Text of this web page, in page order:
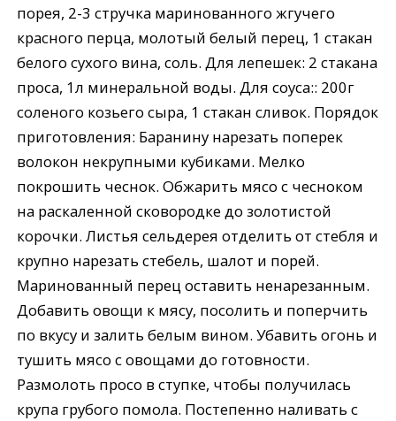
порея, 2-3 стручка маринованного жгучего
красного перца, молотый белый перец, 1 стакан
белого сухого вина, соль. Для лепешек: 2 стакана
проса, 1л минеральной воды. Для соуса:: 200г
соленого козьего сыра, 1 стакан сливок. Порядок
приготовления: Баранину нарезать поперек
волокон некрупными кубиками. Мелко
покрошить чеснок. Обжарить мясо с чесноком
на раскаленной сковородке до золотистой
корочки. Листья сельдерея отделить от стебля и
крупно нарезать стебель, шалот и порей.
Маринованный перец оставить ненарезанным.
Добавить овощи к мясу, посолить и поперчить
по вкусу и залить белым вином. Убавить огонь и
тушить мясо с овощами до готовности.
Размолоть просо в ступке, чтобы получилась
крупа грубого помола. Постепенно наливать с